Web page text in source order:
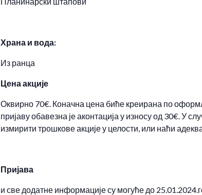
Храна и вода:
Из ранца
Цена акције
Оквирно 70€. Коначна цена биће креирана по
пријаву обавезна је аконтација у износу од 30€. У
измирити трошкове акције у целости, или наћи
Пријава
и све додатне информације су могуће до